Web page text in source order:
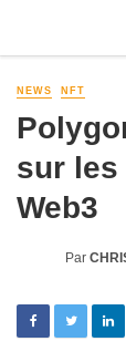
NEWS NFT
sur les
Web3
Par